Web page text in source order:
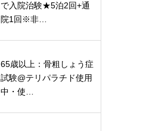
で入院治験★5泊2回+通
院1回※非…
65歳以上：骨粗しょう症
試験@テリパラチド使用
中・使…